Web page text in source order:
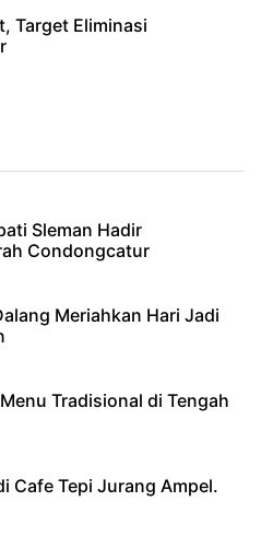
Target Eliminasi
Sleman Hadir
Condongcatur
Meriahkan Hari Jadi
Tradisional di Tengah
Cafe Tepi Jurang Ampel.